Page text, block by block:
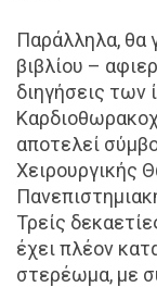
Παράλληλα, θα
βιβλίου –
διηγήσεις
αποτελεί
Χειρουργικής
Τρείς
έχει πλέον
στερέωμα, με